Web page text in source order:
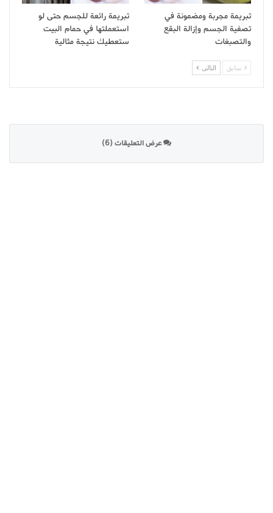
تبريمة مجربة ومضمونة في
تصفية الجسم وإزالة البقع
والتصبغات
تبريمة رائعة للجسم حتى لو
استعملتها في حمام البيت
ستعطيك نتيجة مثالية
سابق التالى
عرض التعليقات (6)